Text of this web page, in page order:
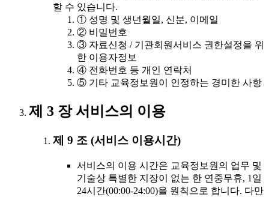
할 수 있습니다.
① 성명 및 생년월일, 신분, 이메일
② 비밀번호
③ 자료신청 / 기관회원서비스 권한설정을 위
한 이용자정보
④ 전화번호 등 개인 연락처
⑤ 기타 교육정보원이 인정하는 경미한 사항
제 3 장 서비스의 이용
제 9 조 (서비스 이용시간)
서비스의 이용 시간은 교육정보원의 업무 및
기술상 특별한 지장이 없는 한 연중무휴, 1일
24시간(00:00-24:00)을 원칙으로 합니다. 다만